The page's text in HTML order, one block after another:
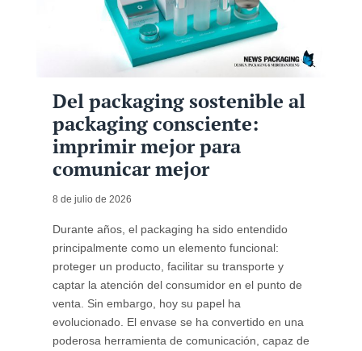
Del packaging sostenible al
packaging consciente:
imprimir mejor para
comunicar mejor
8 de julio de 2026
Durante años, el packaging ha sido entendido
principalmente como un elemento funcional:
proteger un producto, facilitar su transporte y
captar la atención del consumidor en el punto de
venta. Sin embargo, hoy su papel ha
evolucionado. El envase se ha convertido en una
poderosa herramienta de comunicación, capaz de